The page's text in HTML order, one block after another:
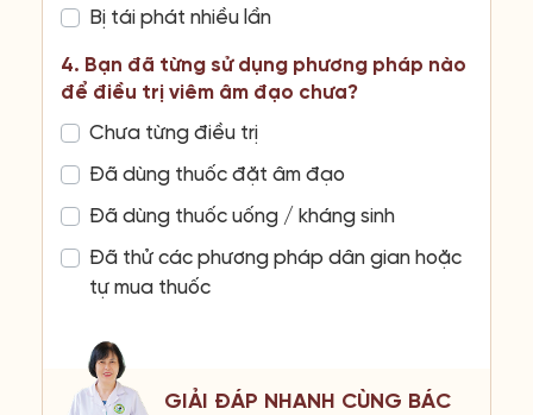
Bị tái phát nhiều lần
4. Bạn đã từng sử dụng phương pháp nào
để điều trị viêm âm đạo chưa?
Chưa từng điều trị
Đã dùng thuốc đặt âm đạo
Đã dùng thuốc uống / kháng sinh
Đã thử các phương pháp dân gian hoặc
tự mua thuốc
GIẢI ĐÁP NHANH CÙNG BÁC